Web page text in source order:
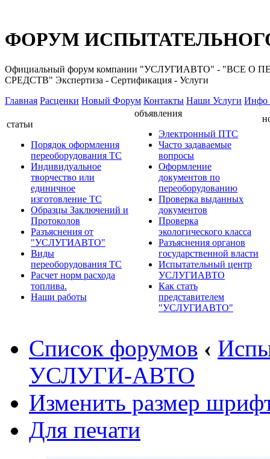
ФОРУМ
Официальный форум компании "УСЛУГИАВТО" -
СРЕДСТВ" Экспертиза - Сертификация - Услуги
Главная Расценки Новый Форум Контакты Наши Услуги Инфо
статьи
Порядок оформления
переоборудования ТС
Индивидуальное
творчество или
единичное
изготовление ТС
Образцы Заключений и
Протоколов
Разъяснения от
"УСЛУГИАВТО"
Виды
переоборудования ТС
Расчет норм расхода
топлива.
Наши работы
объявления
Электронный ПТС
Часто задаваемые
вопросы
Оформление
документов по
переоборудованию
Проверка выданных
документов
Проверка
экологического класса
Разъяснения органов
государственной власти
Испытательный центр
УСЛУГИАВТО
Как стать
представителем
"УСЛУГИАВТО"
Список форумов ‹
УСЛУГИ-АВТО
Изменить размер
Для печати